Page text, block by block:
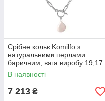
Срібне кольє Komilfo з
натуральними перлами
баричним, вага виробу 19,17
г (2056621) 500 розмір 20,
550 мм, Т-замок
В наявності
7 213 ₴